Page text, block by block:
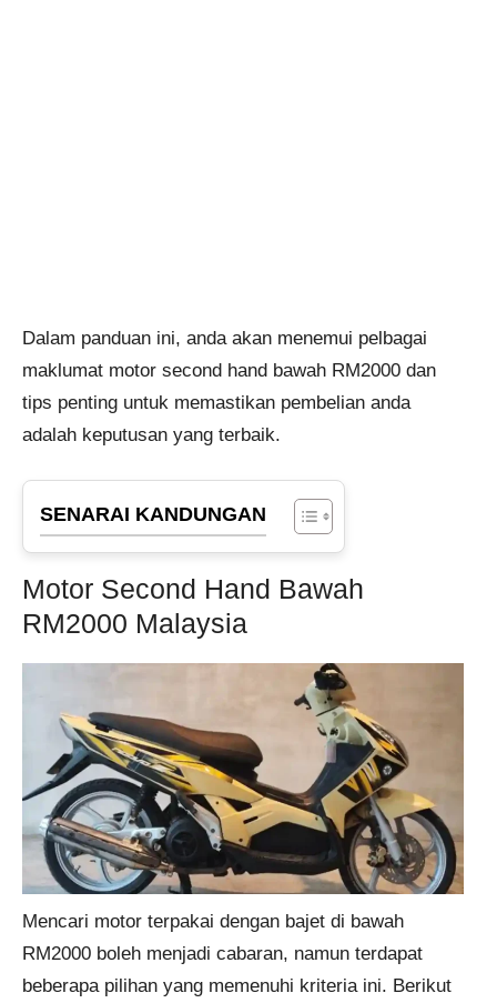
Dalam panduan ini, anda akan menemui pelbagai
maklumat motor second hand bawah RM2000 dan
tips penting untuk memastikan pembelian anda
adalah keputusan yang terbaik.
SENARAI KANDUNGAN
Motor Second Hand Bawah
RM2000 Malaysia
Mencari motor terpakai dengan bajet di bawah
RM2000 boleh menjadi cabaran, namun terdapat
beberapa pilihan yang memenuhi kriteria ini. Berikut